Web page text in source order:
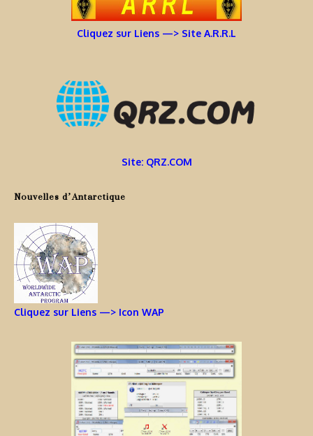
Cliquez sur Liens —> Site A.R.R.L
Site: QRZ.COM
Nouvelles d’Antarctique
Cliquez sur Liens —> Icon WAP